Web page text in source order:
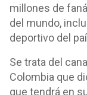
millones de
del mundo,
deportivo del
Se trata del canal
Colombia que
que tendrá en